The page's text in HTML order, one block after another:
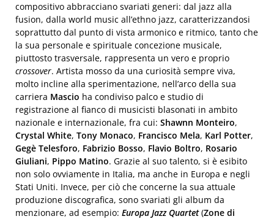
compositivo abbracciano svariati generi: dal jazz alla
fusion, dalla world music all’ethno jazz, caratterizzandosi
soprattutto dal punto di vista armonico e ritmico, tanto che
la sua personale e spirituale concezione musicale,
piuttosto trasversale, rappresenta un vero e proprio
crossover. Artista mosso da una curiosità sempre viva,
molto incline alla sperimentazione, nell’arco della sua
carriera Mascio ha condiviso palco e studio di
registrazione al fianco di musicisti blasonati in ambito
nazionale e internazionale, fra cui: Shawnn Monteiro,
Crystal White, Tony Monaco, Francisco Mela, Karl Potter,
Gegè Telesforo, Fabrizio Bosso, Flavio Boltro, Rosario
Giuliani, Pippo Matino. Grazie al suo talento, si è esibito
non solo ovviamente in Italia, ma anche in Europa e negli
Stati Uniti. Invece, per ciò che concerne la sua attuale
produzione discografica, sono svariati gli album da
menzionare, ad esempio: Europa Jazz Quartet(Zone di